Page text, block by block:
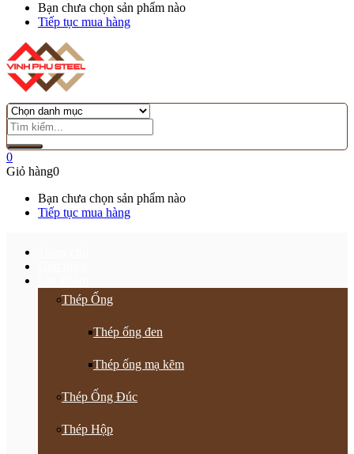
Bạn chưa chọn sản phẩm nào
Tiếp tục mua hàng
0
Giỏ hàng0
Bạn chưa chọn sản phẩm nào
Tiếp tục mua hàng
Thép Ống
Thép ống đen
Thép ống mạ kẽm
Thép Ống Đúc
Thép Hộp